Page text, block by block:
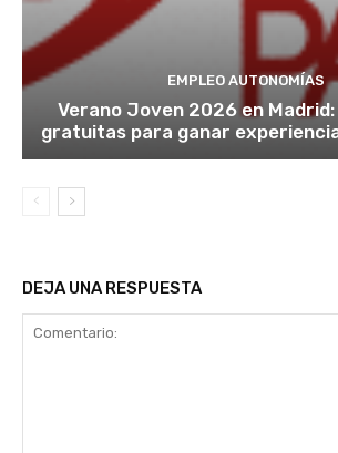
EMPLEO AUTONOMÍAS
Verano Joven 2026 en
gratuitas para ganar
DEJA UNA RESPUESTA